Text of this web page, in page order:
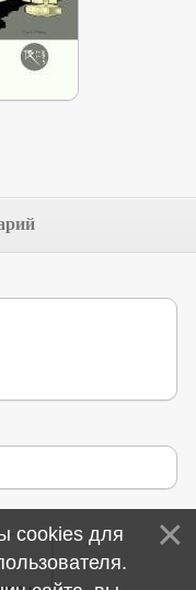
cookies для